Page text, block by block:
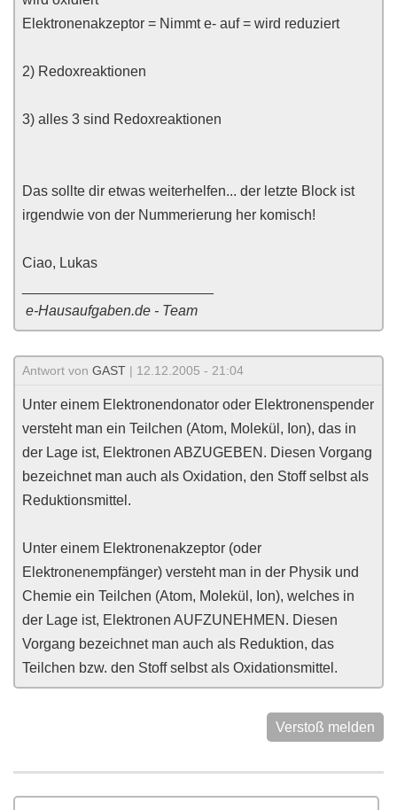
Elektronenakzeptor = Nimmt e- auf = wird reduziert
2) Redoxreaktionen
3) alles 3 sind Redoxreaktionen
Das sollte dir etwas weiterhelfen... der letzte Block ist
irgendwie von der Nummerierung her komisch!
Ciao, Lukas
e-Hausaufgaben.de - Team
Antwort von GAST | 12.12.2005 - 21:04
Unter einem Elektronendonator oder Elektronenspender
versteht man ein Teilchen (Atom, Molekül, Ion), das in
der Lage ist, Elektronen ABZUGEBEN. Diesen Vorgang
bezeichnet man auch als Oxidation, den Stoff selbst als
Reduktionsmittel.
Unter einem Elektronenakzeptor (oder
Elektronenempfänger) versteht man in der Physik und
Chemie ein Teilchen (Atom, Molekül, Ion), welches in
der Lage ist, Elektronen AUFZUNEHMEN. Diesen
Vorgang bezeichnet man auch als Reduktion, das
Teilchen bzw. den Stoff selbst als Oxidationsmittel.
Verstoß melden